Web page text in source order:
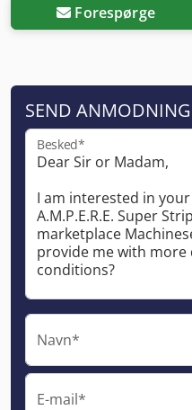
Forespørge
SEND ANMODNING
Besked*
Navn*
E-mail*